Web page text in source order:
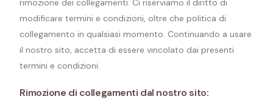
rimozione dei collegamenti. Ci riserviamo il diritto di
modificare termini e condizioni, oltre che politica di
collegamento in qualsiasi momento. Continuando a usare
il nostro sito, accetta di essere vincolato dai presenti
termini e condizioni.
Rimozione di collegamenti dal nostro sito: